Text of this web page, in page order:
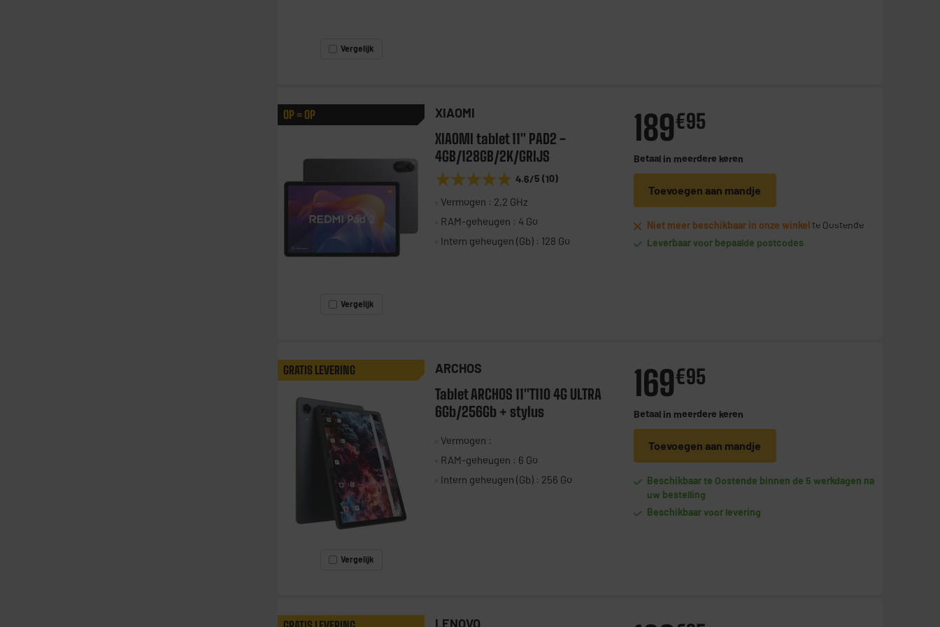
Vergelijk
OP = OP
Vergelijk
XIAOMI
XIAOMI tablet 11" PAD2 -
4GB/128GB/2K/GRIJS
★★★★★
★★★★★ 4.6/5 (10)
Vermogen : 2,2 GHz
RAM-geheugen : 4 Go
Intern geheugen (Gb) : 128 Go
189€95
Betaal in meerdere keren
Toevoegen aan mandje
Niet meer beschikbaar in onze winkel te Oostende
Leverbaar voor bepaalde postcodes
GRATIS LEVERING
Vergelijk
ARCHOS
Tablet ARCHOS 11"T110 4G ULTRA
6Gb/256Gb + stylus
Vermogen :
RAM-geheugen : 6 Go
Intern geheugen (Gb) : 256 Go
169€95
Betaal in meerdere keren
Toevoegen aan mandje
Beschikbaar te Oostende binnen de 5 werkdagen na
uw bestelling
Beschikbaar voor levering
LENOVO